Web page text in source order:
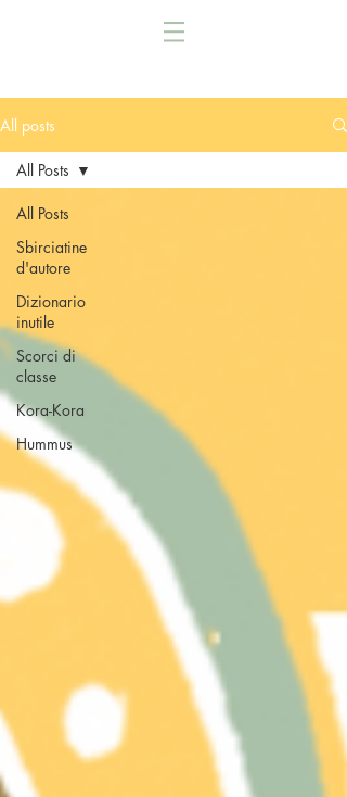
All posts
All Posts
Sbirciatine
d'autore
Dizionario
inutile
Scorci di
classe
Kora-Kora
Hummus
All Posts